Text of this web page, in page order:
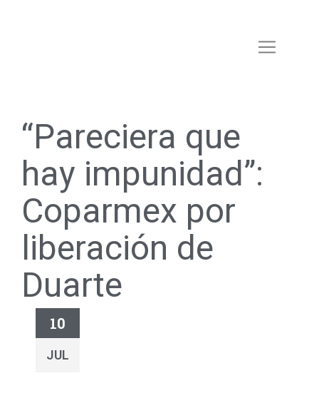
“Pareciera que
hay impunidad”:
Coparmex por
liberación de
Duarte
10
JUL